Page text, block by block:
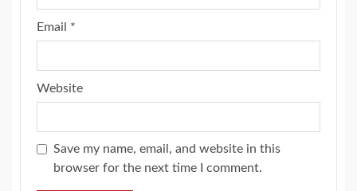
Email *
Website
Save my name, email, and website in this
browser for the next time I comment.